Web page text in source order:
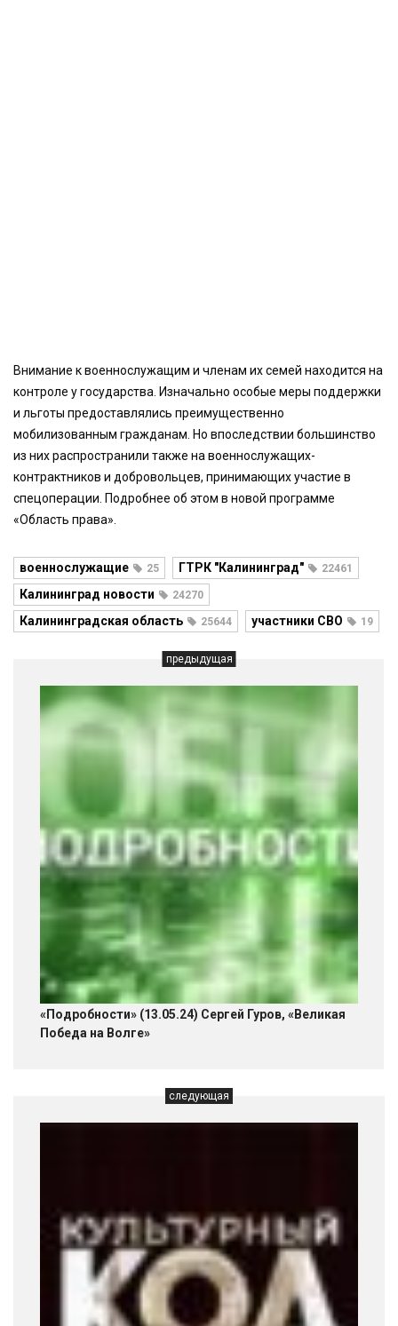
Внимание к военнослужащим и членам их семей находится на
контроле у государства. Изначально особые меры поддержки
и льготы предоставлялись преимущественно
мобилизованным гражданам. Но впоследствии большинство
из них распространили также на военнослужащих-
контрактников и добровольцев, принимающих участие в
спецоперации. Подробнее об этом в новой программе
«Область права».
военнослужащие 25 ГТРК "Калининград" 22461
Калининград новости 24270
Калининградская область 25644 участники СВО 19
предыдущая
«Подробности» (13.05.24) Сергей Гуров, «Великая
Победа на Волге»
следующая